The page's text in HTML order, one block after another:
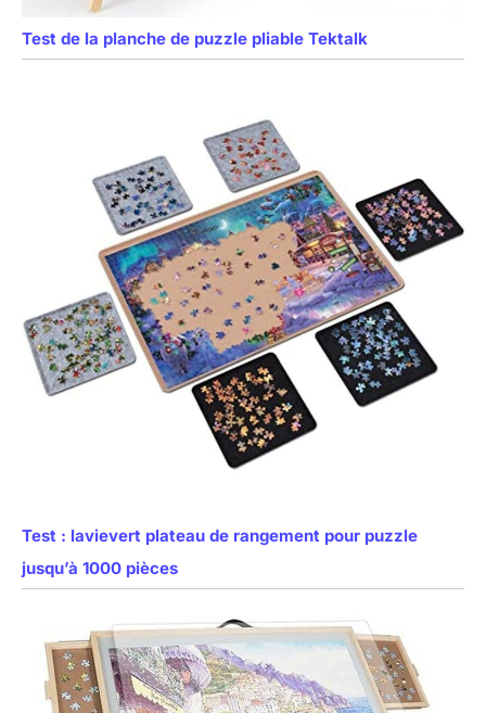
Test de la planche de puzzle pliable Tektalk
Test : lavievert plateau de rangement pour puzzle
jusqu’à 1000 pièces